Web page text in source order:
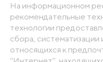
На информационном
рекомендательные
технологии
сбора, систематизации
относящихся к